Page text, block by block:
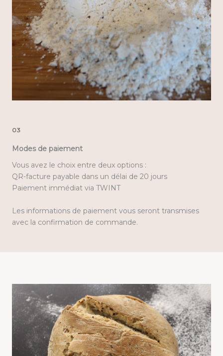
03
Modes de paiement
Vous avez le choix entre deux options :
QR-facture payable dans un délai de 20 jours
Paiement immédiat via TWINT
Les informations de paiement vous seront transmises
avec la confirmation de commande.